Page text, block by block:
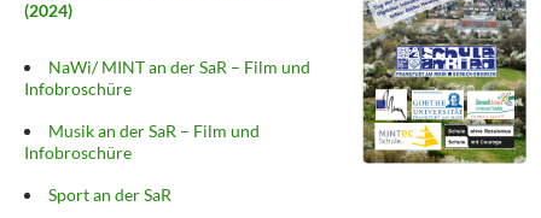
(2024)
NaWi/ MINT an der SaR – Film und
Infobroschüre
Musik an der SaR – Film und
Infobroschüre
Sport an der SaR